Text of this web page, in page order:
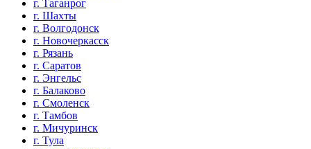
г. Таганрог
г. Шахты
г. Волгодонск
г. Новочеркасск
г. Рязань
г. Саратов
г. Энгельс
г. Балаково
г. Смоленск
г. Тамбов
г. Мичуринск
г. Тула